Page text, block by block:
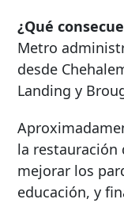
¿Qué
Metro
desde
Landing y
la restauración
mejorar los
educación, y